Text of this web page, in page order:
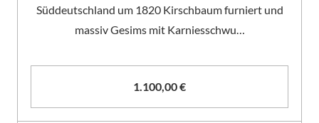
Süddeutschland um 1820 Kirschbaum furniert und
massiv Gesims mit Karniesschwu…
1.100,00€